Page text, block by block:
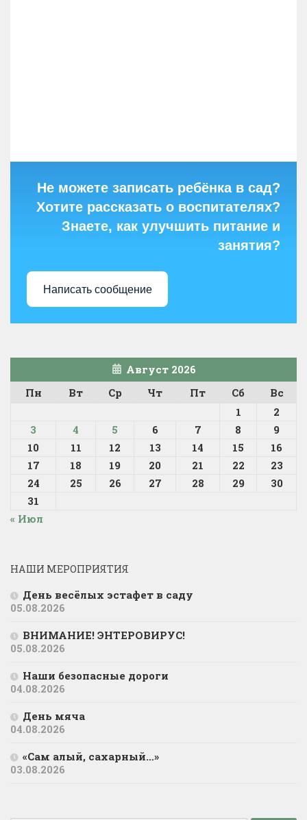
Не можете записать ребёнка в сад?
Хотите рассказать о воспитателях?
Знаете, как улучшить питание и
занятия?
Написать сообщение
Август 2026
Пн
Вт Ср Чт Пт Сб
Вс
1
2
3
4 5 6 7 8
9
10
11 12 13 14 15
16
17
18 19 20 21 22
23
24
25 26 27 28 29
30
31
« Июл
НАШИ МЕРОПРИЯТИЯ
День весёлых эстафет в саду
05.08.2026
ВНИМАНИЕ! ЭНТЕРОВИРУС!
05.08.2026
Наши безопасные дороги
04.08.2026
День мяча
04.08.2026
«Сам алый, сахарный…»
03.08.2026